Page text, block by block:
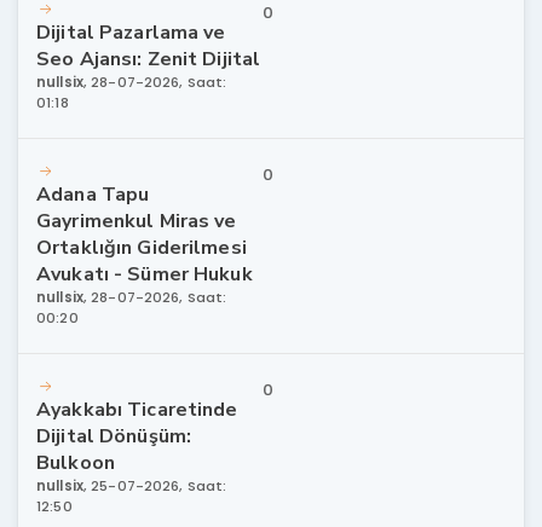
Dijital Pazarlama ve
Seo Ajansı: Zenit Dijital
nullsix,28-07-2026, Saat:
01:18
0
Adana Tapu
Gayrimenkul Miras ve
Ortaklığın Giderilmesi
Avukatı - Sümer Hukuk
nullsix,28-07-2026, Saat:
00:20
0
Ayakkabı Ticaretinde
Dijital Dönüşüm:
Bulkoon
nullsix,25-07-2026, Saat:
12:50
0